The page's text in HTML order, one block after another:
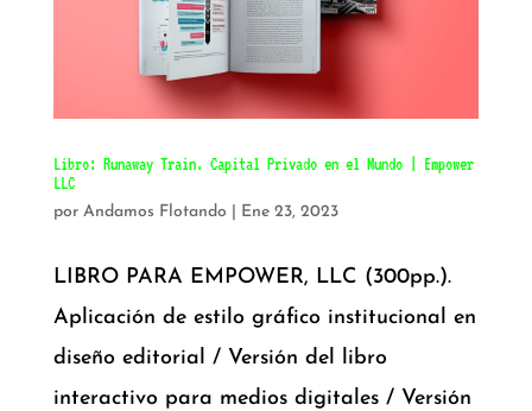
Libro: Runaway Train. Capital Privado en el Mundo | Empower
LLC
por Andamos Flotando Ene 23, 2023
LIBRO PARA EMPOWER, LLC (300pp.).
Aplicación de estilo gráfico institucional en
diseño editorial / Versión del libro
interactivo para medios digitales / Versión